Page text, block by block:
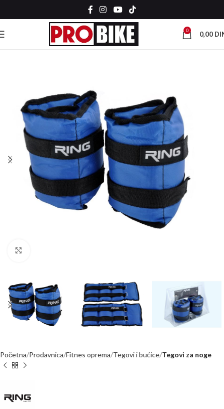
0 0,00
Početna Prodavnica Fitnes oprema Tegovi i bućice Tegovi za noge